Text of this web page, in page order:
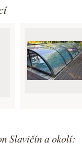
Slavičín a okolí: